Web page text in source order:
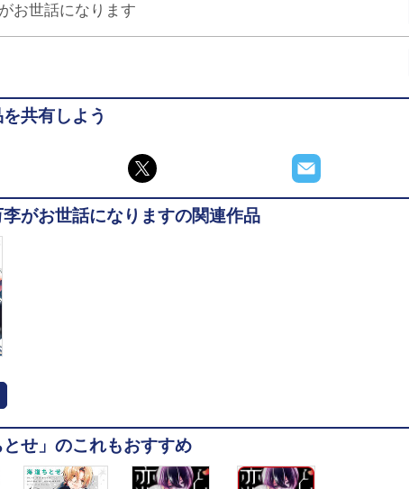
お世話になります
共有しよう
がお世話になりますの関連作品
とせ」のこれもおすすめ